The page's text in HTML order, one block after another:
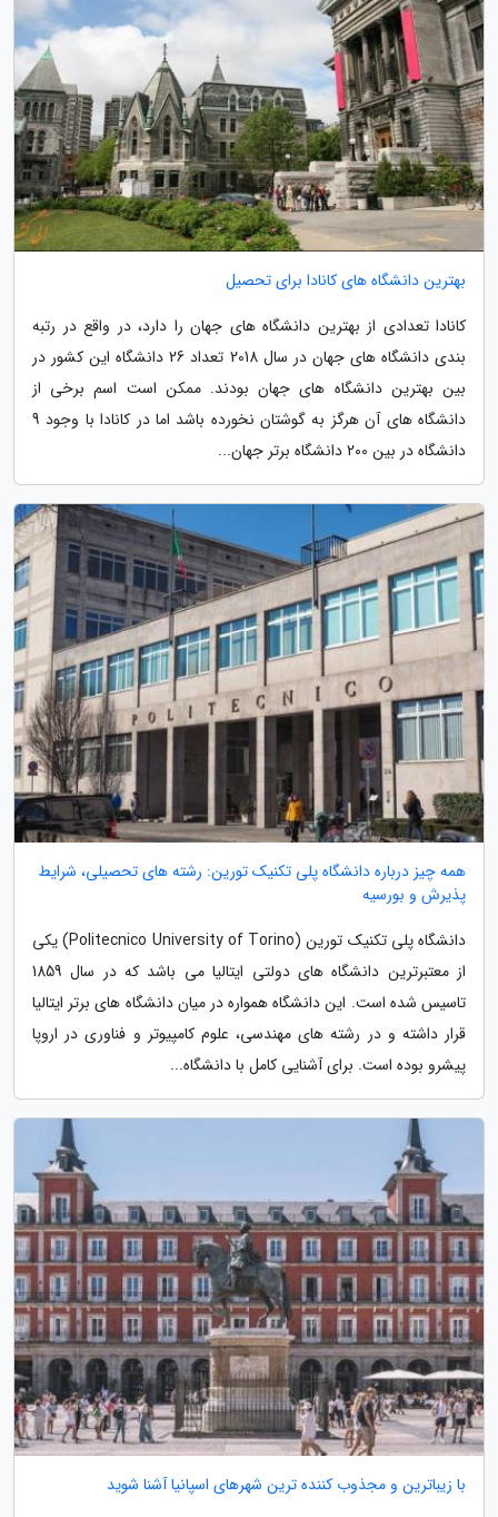
بهترین دانشگاه های کانادا برای تحصیل
کانادا تعدادی از بهترین دانشگاه های جهان را دارد، در واقع در رتبه
بندی دانشگاه های جهان در سال 2018 تعداد 26 دانشگاه این کشور در
بین بهترین دانشگاه های جهان بودند. ممکن است اسم برخی از
دانشگاه های آن هرگز به گوشتان نخورده باشد اما در کانادا با وجود 9
دانشگاه در بین 200 دانشگاه برتر جهان...
همه چیز درباره دانشگاه پلی تکنیک تورین: رشته های تحصیلی، شرایط
پذیرش و بورسیه
دانشگاه پلی تکنیک تورین (Politecnico University of Torino) یکی
از معتبرترین دانشگاه های دولتی ایتالیا می باشد که در سال 1859
تاسیس شده است. این دانشگاه همواره در میان دانشگاه های برتر ایتالیا
قرار داشته و در رشته های مهندسی، علوم کامپیوتر و فناوری در اروپا
پیشرو بوده است. برای آشنایی کامل با دانشگاه...
با زیباترین و مجذوب کننده ترین شهرهای اسپانیا آشنا شوید